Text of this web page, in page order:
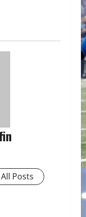
Posts